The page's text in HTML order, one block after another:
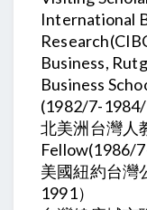
International
Business,
Business
(1982/7-
北美洲台灣人
Fellow(1986/
美國紐約台灣
1991）